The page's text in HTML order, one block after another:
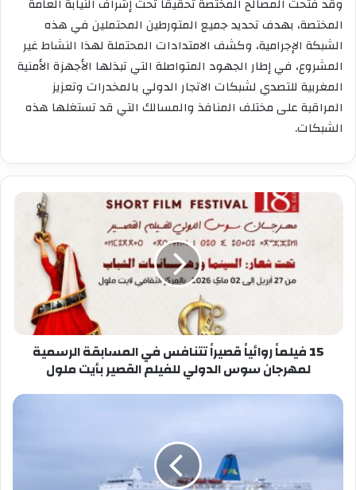
المختصة، بهدف تحديد جميع المتورطين المحتملين في هذه
الشبكة الإجرامية، وكشف الامتدادات المحتملة لهذا النشاط غير
المشروع، في إطار الجهود المتواصلة التي تبذلها الأجهزة الأمنية
المغربية للتصدي لشبكات الاتجار الدولي بالمخدرات وتعزيز
المراقبة على مختلف المنافذ والمسالك التي قد تستغلها هذه
الشبكات.
لمهرجان
سوس
القصير
ملول
15 فيلماً روائياً قصيراً تتنافس في المسابقة الرسمية
لمهرجان سوس الدولي للفيلم القصير بأيت ملول
شركة
تطلق
بحرياً